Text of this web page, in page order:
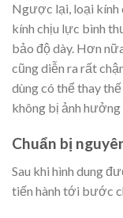
Ngược lại, loại kính
kính chịu lực bình
bảo độ dày. Hơn
cũng diễn ra rất
dùng có thể thay
không bị ảnh hưởng
Chuẩn bị
Sau khi hình dung
tiến hành tới bước